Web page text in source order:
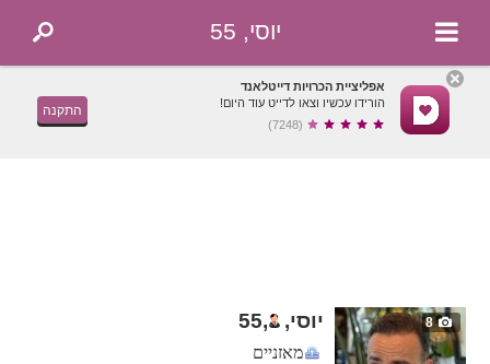
יוסי, 55
אפליציית הכרויות דייטלאנד
הורידו עכשיו וצאו לדייט עוד היום!
(7248)
התקנה
8 יוסי, ,
55
מאזניים